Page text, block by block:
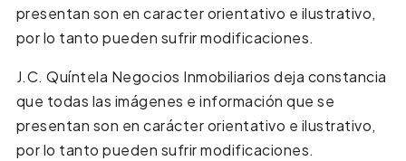
presentan son en caracter orientativo e ilustrativo,
por lo tanto pueden sufrir modificaciones.
J.C. Quíntela Negocios Inmobiliarios deja constancia
que todas las imágenes e información que se
presentan son en carácter orientativo e ilustrativo,
por lo tanto pueden sufrir modificaciones.